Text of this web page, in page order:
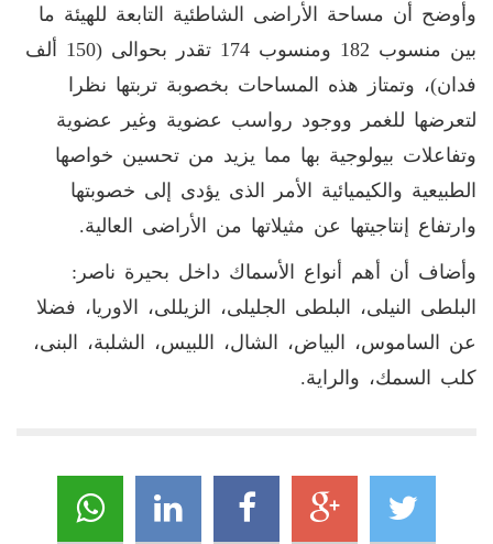
وأوضح أن مساحة الأراضى الشاطئية التابعة للهيئة ما
بين منسوب 182 ومنسوب 174 تقدر بحوالى (150 ألف
فدان)، وتمتاز هذه المساحات بخصوبة تربتها نظرا
لتعرضها للغمر ووجود رواسب عضوية وغير عضوية
وتفاعلات بيولوجية بها مما يزيد من تحسين خواصها
الطبيعية والكيميائية الأمر الذى يؤدى إلى خصوبتها
وارتفاع إنتاجيتها عن مثيلاتها من الأراضى العالية.
وأضاف أن أهم أنواع الأسماك داخل بحيرة ناصر:
البلطى النيلى، البلطى الجليلى، الزيللى، الاوريا، فضلا
عن الساموس، البياض، الشال، اللبيس، الشلبة، البنى،
كلب السمك، والراية.